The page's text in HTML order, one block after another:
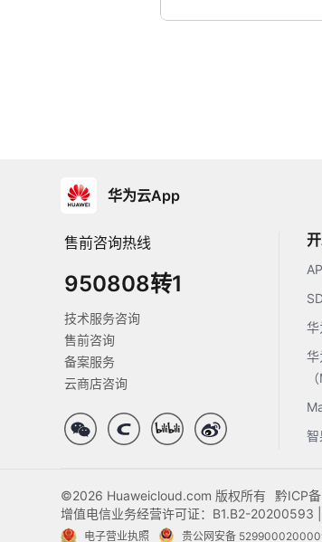
华为云App
售前咨询热线
950808转1
技术服务咨询
售前咨询
备案服务
云商店咨询
华
华
©2026 Huaweicloud.com 版权所有 黔ICP
增值电信业务经营许可证：B1.B2-20200593
电子营业执照 贵公网安备